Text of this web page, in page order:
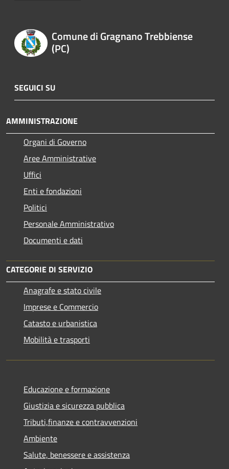
Comune di Gragnano Trebbiense
(PC)
SEGUICI SU
AMMINISTRAZIONE
Organi di Governo
Aree Amministrative
Uffici
Enti e fondazioni
Politici
Personale Amministrativo
Documenti e dati
CATEGORIE DI SERVIZIO
Anagrafe e stato civile
Imprese e Commercio
Catasto e urbanistica
Mobilità e trasporti
Educazione e formazione
Giustizia e sicurezza pubblica
Tributi,finanze e contravvenzioni
Ambiente
Salute, benessere e assistenza